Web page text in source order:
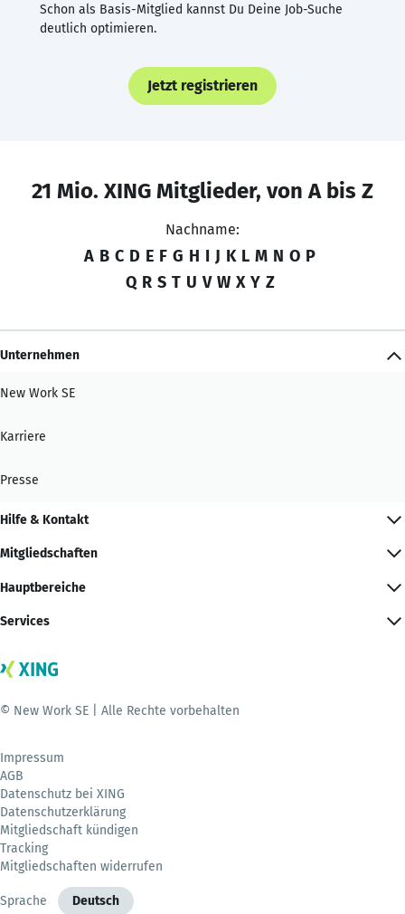
Schon als Basis-Mitglied kannst Du Deine Job-Suche
deutlich optimieren.
Jetzt registrieren
21 Mio. XING Mitglieder, von A bis Z
Nachname:
A B C D E F G H I J K L M N O P
Q R S T U V W X Y Z
Unternehmen
New Work SE
Karriere
Presse
Hilfe & Kontakt
Mitgliedschaften
Hauptbereiche
Services
© New Work SE | Alle Rechte vorbehalten
Impressum
AGB
Datenschutz bei XING
Datenschutzerklärung
Mitgliedschaft kündigen
Tracking
Mitgliedschaften widerrufen
Sprache Deutsch